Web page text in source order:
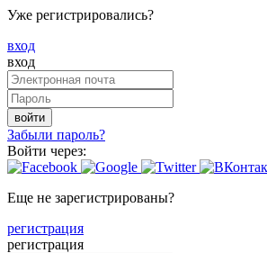
Уже регистрировались?
вход
вход
войти
Забыли пароль?
Войти через:
Еще не зарегистрированы?
регистрация
регистрация